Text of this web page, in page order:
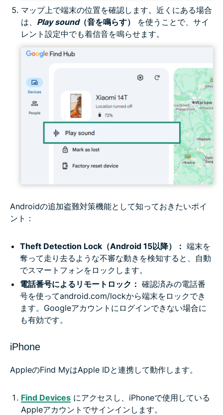
マップ上で端末の位置を確認します。近くにある場合
は、 Play sound（音を鳴らす）
を使うことで、サイ
レント設定中でも着信音を鳴らせます。
Androidの追加盗難対策機能として知っておきたいポイ
ント：
Theft Detection Lock（Android 15以降）： 端末を
奪って走り去るような不審な動きを検知すると、自動
でスマートフォンをロックします。
電話番号によるリモートロック： 確認済みの電話番
号を使ってandroid.com/lockから端末をロックでき
ます。Googleアカウントにログインできない場合に
も有効です。
iPhone
AppleのFind MyはApple IDと連携して動作します。
Find Devices にアクセスし、iPhoneで使用している
Appleアカウントでサインインします。